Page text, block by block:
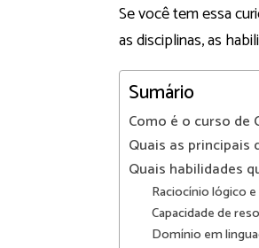
Se você tem essa
as disciplinas, as
Sumário
Como é o curso de
Quais as principais
Quais habilidades
Raciocínio lógico
Capacidade de
Domínio em